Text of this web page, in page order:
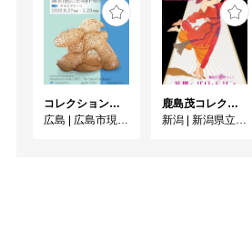
コレクション展2026-Ⅰ
広島 | 広島市現代美術館
鹿島茂コレクション 花開くパリ・モダン
新潟 | 新潟県立万代島美術館